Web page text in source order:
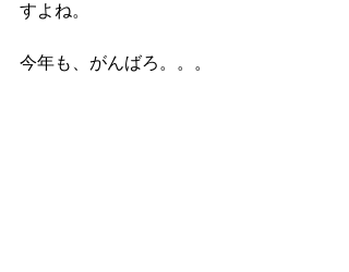
すよね。
今年も、がんばろ。。。